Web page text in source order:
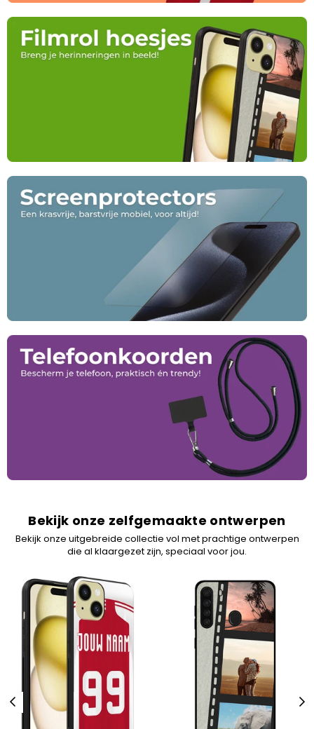
Bekijk onze zelfgemaakte ontwerpen
Bekijk onze uitgebreide collectie vol met prachtige ontwerpen
die al klaargezet zijn, speciaal voor jou.